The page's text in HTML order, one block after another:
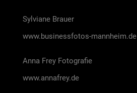
Syl­via­ne Brau­er
www.businessfotos-mannheim.de
Anna Frey Foto­gra­fie
www.annafrey.de